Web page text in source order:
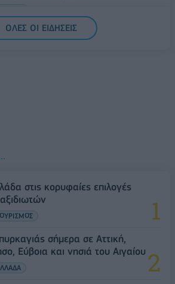
ΟΛΕΣ ΟΙ ΕΙΔΗΣΕΙΣ
στις κορυφαίες επιλογές
σήμερα σε Αττική,
Εύβοια και νησιά του Αιγαίου